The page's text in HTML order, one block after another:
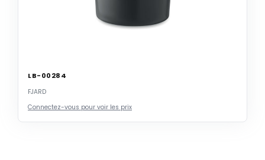
LB-00284
FJARD
Connectez-vous pour voir les prix